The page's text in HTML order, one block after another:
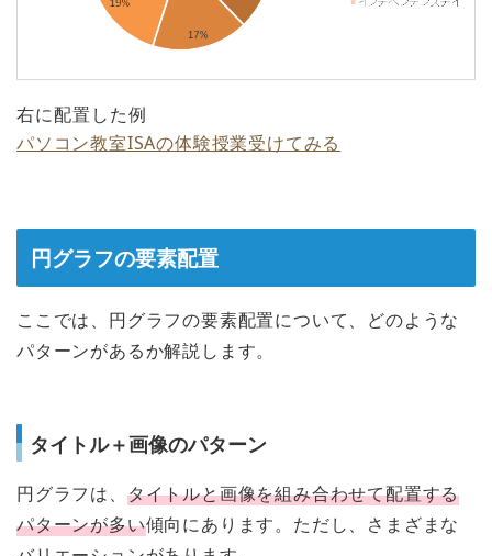
右に配置した例
パソコン教室ISAの体験授業受けてみる
円グラフの要素配置
ここでは、円グラフの要素配置について、どのような
パターンがあるか解説します。
タイトル＋画像のパターン
円グラフは、 タイトルと画像を組み合わせて配置する
パターンが多い傾向にあります。ただし、さまざまな